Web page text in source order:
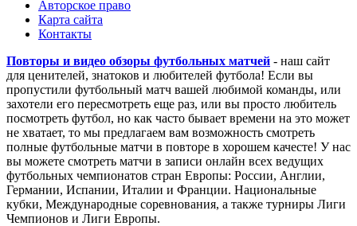
Авторское право
Карта сайта
Контакты
Повторы и видео обзоры футбольных матчей - наш сайт
для ценителей, знатоков и любителей футбола! Если вы
пропустили футбольный матч вашей любимой команды, или
захотели его пересмотреть еще раз, или вы просто любитель
посмотреть футбол, но как часто бывает времени на это может
не хватает, то мы предлагаем вам возможность смотреть
полные футбольные матчи в повторе в хорошем качесте! У нас
вы можете смотреть матчи в записи онлайн всех ведущих
футбольных чемпионатов стран Европы: России, Англии,
Германии, Испании, Италии и Франции. Национальные
кубки, Международные соревнования, а также турниры Лиги
Чемпионов и Лиги Европы.